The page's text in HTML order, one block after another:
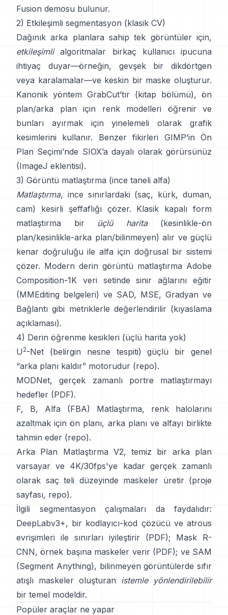
Fusion demosu bulunur.
2) Etkileşimli segmentasyon (klasik CV)
Dağınık arka planlara sahip tek görüntüler için,
etkileşimlialgoritmalar birkaç kullanıcı ipucuna
ihtiyaç duyar—örneğin, gevşek bir dikdörtgen
veya karalamalar—ve keskin bir maske oluşturur.
Kanonik yöntem GrabCut’tır (kitap bölümü), ön
plan/arka plan için renk modelleri öğrenir ve
bunları ayırmak için yinelemeli olarak grafik
kesimlerini kullanır. Benzer fikirleri GIMP’in Ön
Plan Seçimi’nde SIOX’a dayalı olarak görürsünüz
(ImageJ eklentisi).
3) Görüntü matlaştırma (ince taneli alfa)
Matlaştırma, ince sınırlardaki (saç, kürk, duman,
cam) kesirli şeffaflığı çözer. Klasik kapalı form
matlaştırma
bir üçlü harita(kesinlikle-ön
plan/kesinlikle-arka plan/bilinmeyen) alır ve güçlü
kenar doğruluğu ile alfa için doğrusal bir sistemi
çözer. Modern derin görüntü matlaştırma Adobe
Composition-1K veri setinde sinir ağlarını eğitir
(MMEditing belgeleri) ve SAD, MSE, Gradyan ve
Bağlantı gibi metriklerle değerlendirilir (kıyaslama
açıklaması).
4) Derin öğrenme kesikleri (üçlü harita yok)
U2-Net (belirgin nesne tespiti) güçlü bir genel
“arka planı kaldır” motorudur (repo).
MODNet, gerçek zamanlı portre matlaştırmayı
hedefler (PDF).
F, B, Alfa (FBA) Matlaştırma, renk halolarını
azaltmak için ön planı, arka planı ve alfayı birlikte
tahmin eder (repo).
Arka Plan Matlaştırma V2, temiz bir arka plan
varsayar ve 4K/30fps'ye kadar gerçek zamanlı
olarak saç teli düzeyinde maskeler üretir (proje
sayfası, repo).
İlgili segmentasyon çalışmaları da faydalıdır:
DeepLabv3+, bir kodlayıcı-kod çözücü ve atrous
evrişimleri ile sınırları iyileştirir (PDF);
Mask R-
CNN, örnek başına maskeler verir (PDF); ve SAM
(Segment Anything), bilinmeyen görüntülerde sıfır
atışlı maskeler oluşturan istemle yönlendirilebilir
bir temel modeldir.
Popüler araçlar ne yapar